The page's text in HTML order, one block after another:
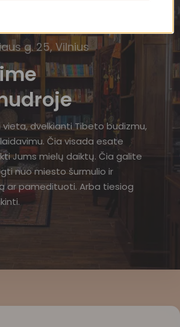
g. 25, Vilnius
dvelkianti Tibeto budizmu,
Čia visada esate
Jums mielų daiktų. Čia galite
nuo miesto šurmulio ir
ar pamedituoti. Arba tiesiog